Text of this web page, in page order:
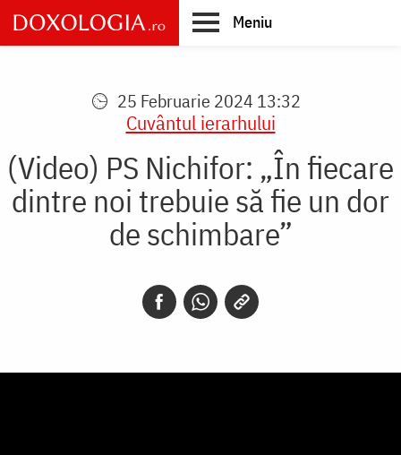
Skip
to
main
Meniu
25 Februarie 2024 13:32
Cuvântul ierarhului
(Video) PS Nichifor: „În fiecare
dintre noi trebuie să fie un dor
de schimbare”